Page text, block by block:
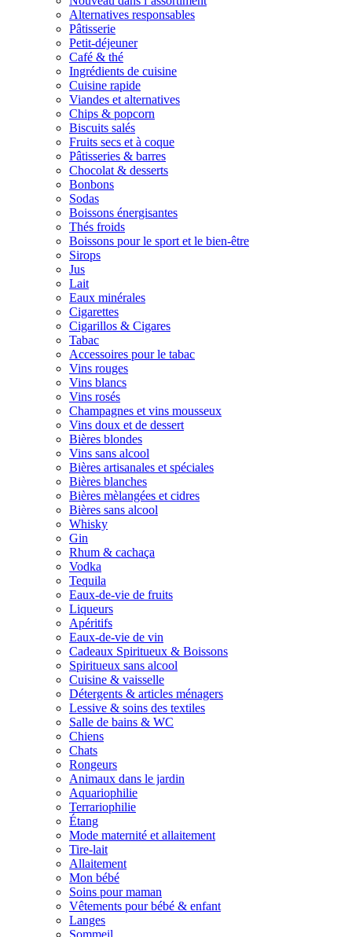
Alternatives responsables
Pâtisserie
Petit-déjeuner
Café & thé
Ingrédients de cuisine
Cuisine rapide
Viandes et alternatives
Chips & popcorn
Biscuits salés
Fruits secs et à coque
Pâtisseries & barres
Chocolat & desserts
Bonbons
Sodas
Boissons énergisantes
Thés froids
Boissons pour le sport et le bien-être
Sirops
Jus
Lait
Eaux minérales
Cigarettes
Cigarillos & Cigares
Tabac
Accessoires pour le tabac
Vins rouges
Vins blancs
Vins rosés
Champagnes et vins mousseux
Vins doux et de dessert
Bières blondes
Vins sans alcool
Bières artisanales et spéciales
Bières blanches
Bières mèlangées et cidres
Bières sans alcool
Whisky
Gin
Rhum & cachaça
Vodka
Tequila
Eaux-de-vie de fruits
Liqueurs
Apéritifs
Eaux-de-vie de vin
Cadeaux Spiritueux & Boissons
Spiritueux sans alcool
Cuisine & vaisselle
Détergents & articles ménagers
Lessive & soins des textiles
Salle de bains & WC
Chiens
Chats
Rongeurs
Animaux dans le jardin
Aquariophilie
Terrariophilie
Étang
Mode maternité et allaitement
Tire-lait
Allaitement
Mon bébé
Soins pour maman
Vêtements pour bébé & enfant
Langes
Sommeil